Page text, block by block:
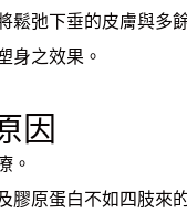
弛下垂的皮膚與多
身之效果。
因
。
原蛋白不如四肢來